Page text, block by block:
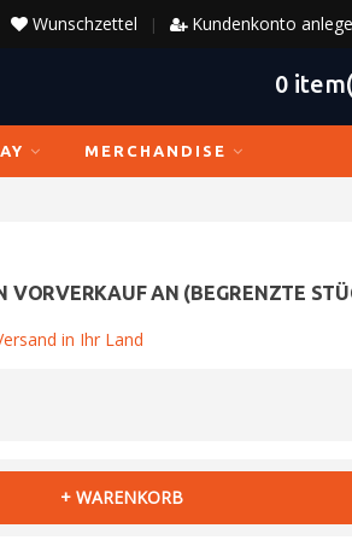
Kundenkonto
|
Wunschzettel
0
MERCHANDISE
VORVERKAUF AN (BEGRENZTE
in Ihr Land
+ WARENKORB